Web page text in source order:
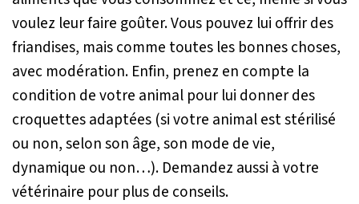
voulez leur faire goûter. Vous pouvez lui offrir des
friandises, mais comme toutes les bonnes choses,
avec modération. Enfin, prenez en compte la
condition de votre animal pour lui donner des
croquettes adaptées (si votre animal est stérilisé
ou non, selon son âge, son mode de vie,
dynamique ou non…). Demandez aussi à votre
vétérinaire pour plus de conseils.